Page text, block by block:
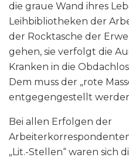
die graue Wand ihres
Leihbibliotheken der
der Rocktasche der
gehen, sie verfolgt die
Kranken in die
Dem muss der „rote
entgegengestellt
Bei allen Erfolgen der
„Lit.-Stellen“ waren sich